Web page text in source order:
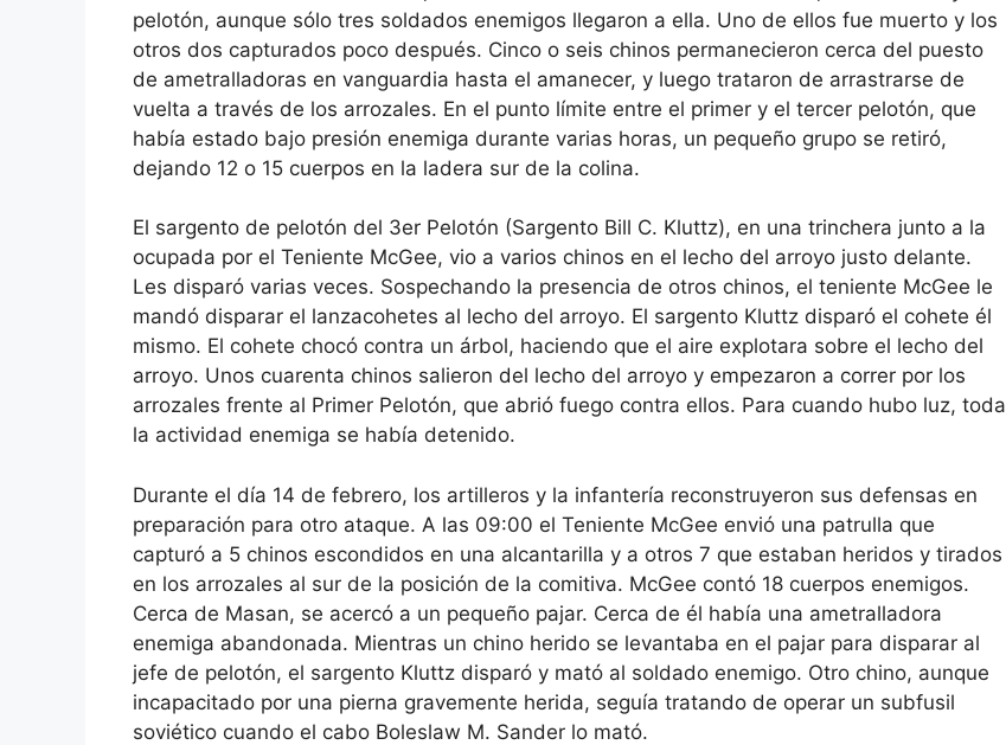
pelotón, aunque sólo tres soldados enemigos llegaron a ella. Uno de ellos fue muerto y los
otros dos capturados poco después. Cinco o seis chinos permanecieron cerca del puesto
de ametralladoras en vanguardia hasta el amanecer, y luego trataron de arrastrarse de
vuelta a través de los arrozales. En el punto límite entre el primer y el tercer pelotón, que
había estado bajo presión enemiga durante varias horas, un pequeño grupo se retiró,
dejando 12 o 15 cuerpos en la ladera sur de la colina.
El sargento de pelotón del 3er Pelotón (Sargento Bill C. Kluttz), en una trinchera junto a la
ocupada por el Teniente McGee, vio a varios chinos en el lecho del arroyo justo delante.
Les disparó varias veces. Sospechando la presencia de otros chinos, el teniente McGee le
mandó disparar el lanzacohetes al lecho del arroyo. El sargento Kluttz disparó el cohete él
mismo. El cohete chocó contra un árbol, haciendo que el aire explotara sobre el lecho del
arroyo. Unos cuarenta chinos salieron del lecho del arroyo y empezaron a correr por los
arrozales frente al Primer Pelotón, que abrió fuego contra ellos. Para cuando hubo luz, toda
la actividad enemiga se había detenido.
Durante el día 14 de febrero, los artilleros y la infantería reconstruyeron sus defensas en
preparación para otro ataque. A las 09:00 el Teniente McGee envió una patrulla que
capturó a 5 chinos escondidos en una alcantarilla y a otros 7 que estaban heridos y tirados
en los arrozales al sur de la posición de la comitiva. McGee contó 18 cuerpos enemigos.
Cerca de Masan, se acercó a un pequeño pajar. Cerca de él había una ametralladora
enemiga abandonada. Mientras un chino herido se levantaba en el pajar para disparar al
jefe de pelotón, el sargento Kluttz disparó y mató al soldado enemigo. Otro chino, aunque
incapacitado por una pierna gravemente herida, seguía tratando de operar un subfusil
soviético cuando el cabo Boleslaw M. Sander lo mató.